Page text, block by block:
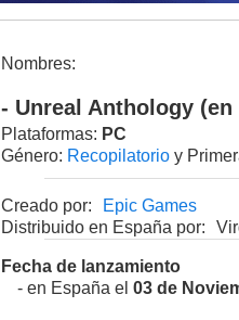
Nombres:
- Unreal Anthology (en
Plataformas: PC
Género: Recopilatorio y
Creado por:
Epic Games
Distribuido en España por:
Fecha de lanzamiento
- en España el03 de